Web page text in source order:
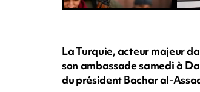
La Turquie, acteur majeur
son ambassade samedi à
du président Bachar al-